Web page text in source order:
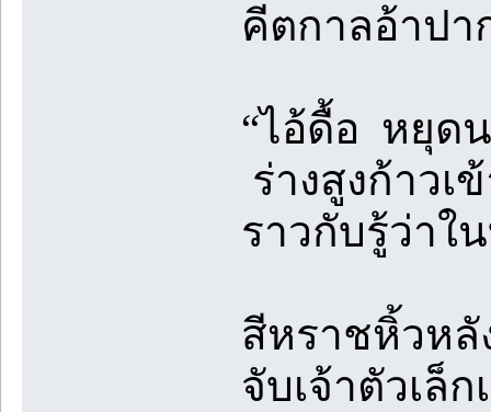
คีตกาลอ้าปา
“ไอ้ดื้อ หยุด
ร่างสูงก้าว
ราวกับรู้ว่าใ
สีหราชหิ้วหลั
จับเจ้าตัวเล็